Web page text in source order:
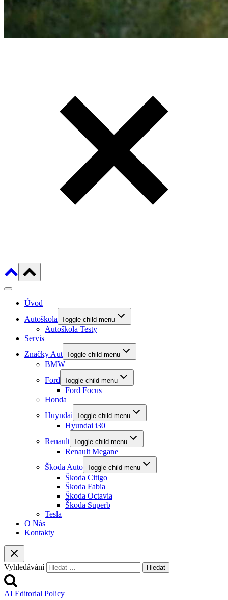
Úvod
Autoškola Toggle child menu
Autoškola Testy
Servis
Značky Aut Toggle child menu
BMW
Ford Toggle child menu
Ford Focus
Honda
Huyndai Toggle child menu
Hyundai i30
Renault Toggle child menu
Renault Megane
Škoda Auto Toggle child menu
Škoda Citigo
Škoda Fabia
Škoda Octavia
Škoda Superb
Tesla
O Nás
Kontakty
Vyhledávání
AI Editorial Policy